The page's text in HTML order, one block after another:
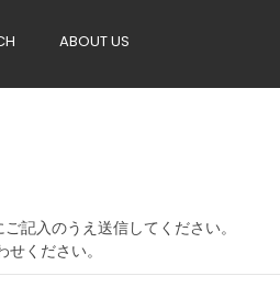
ABOUT US
記入のうえ送信してください。
ください。